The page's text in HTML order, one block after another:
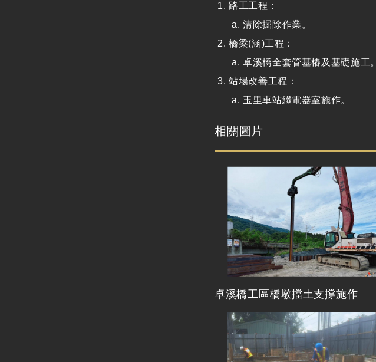
路工工程：
清除掘除作業。
橋梁(涵)工程：
卓溪橋全套管基樁及基礎施工。
站場改善工程：
玉里車站繼電器室施作。
相關圖片
卓溪橋工區橋墩擋土支撐施作